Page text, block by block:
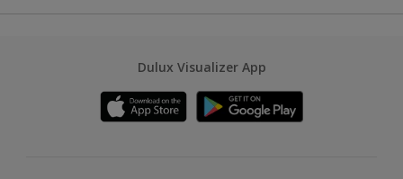
Dulux Visualizer App